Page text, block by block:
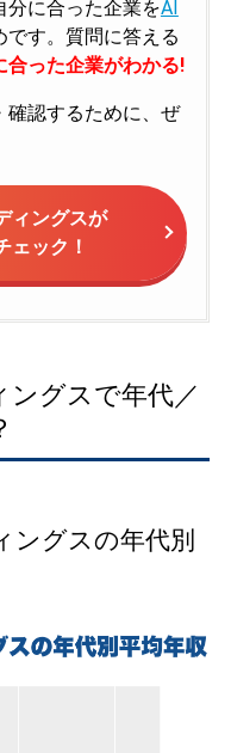
分に合った企業をAI
です。質問に答える
合った企業がわかる!
確認するために、ぜ
ィングスが
ェック！
ングスで年代／
ングスの年代別